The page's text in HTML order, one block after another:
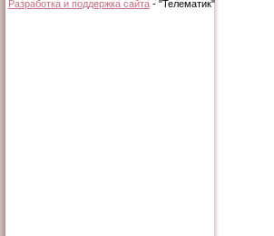
Разработка и поддержка сайта - "Телематик"